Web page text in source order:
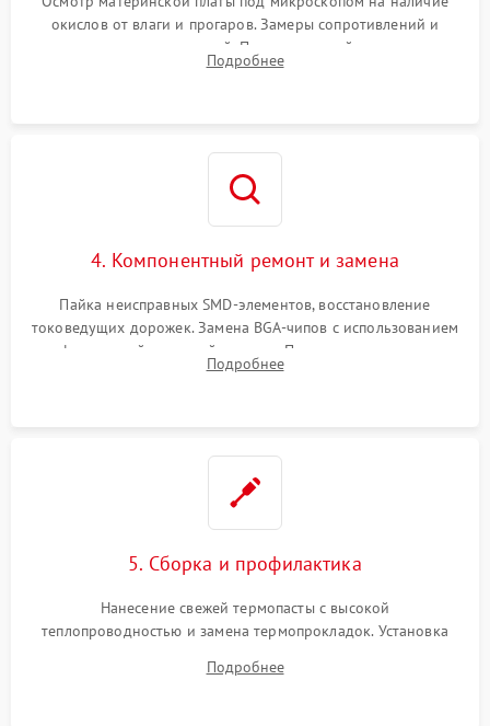
окислов от влаги и прогаров. Замеры сопротивлений и
дежурных напряжений. Проверка цепей питания,
мультиконтроллера, процессора и видеочипа.
Подробнее
4. Компонентный ремонт и замена
Пайка неисправных SMD-элементов, восстановление
токоведущих дорожек. Замена BGA-чипов с использованием
инфракрасной паяльной станции. Прошивка микросхемы
BIOS или замена поврежденных портов USB
Подробнее
5. Сборка и профилактика
Нанесение свежей термопасты с высокой
теплопроводностью и замена термопрокладок. Установка
шлейфов, модулей памяти и накопителей. Предварительная
Подробнее